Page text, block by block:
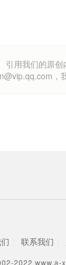
用我们的原
，
联系我们
2022 www.a-